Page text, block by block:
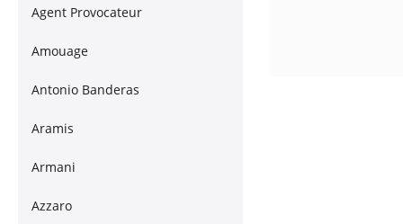
Agent Provocateur
Amouage
Antonio Banderas
Aramis
Armani
Azzaro